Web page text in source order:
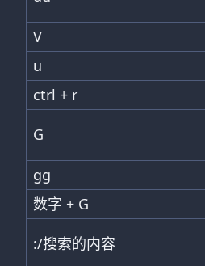
V
u
ctrl + r
G
gg
数字 + G
:/搜索的内容